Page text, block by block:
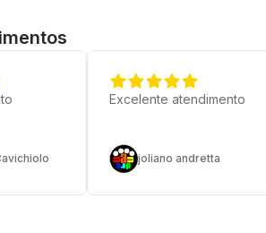
Excelente atendimento
joliano andretta